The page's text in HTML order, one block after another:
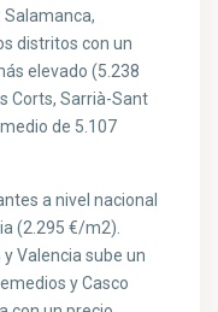
Salamanca,
distritos con un
elevado (5.238
Corts, Sarrià-Sant
de 5.107
a nivel nacional
(2.295 €/m2).
Valencia sube un
y Casco